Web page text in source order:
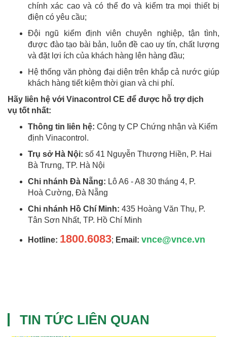
chính xác cao và có thể đo và kiểm tra mọi thiết bị
điện có yêu cầu;
Đội ngũ kiểm định viên chuyên nghiệp, tận tình,
được đào tạo bài bản, luôn đề cao uy tín, chất lượng
và đặt lợi ích của khách hàng lên hàng đầu;
Hệ thống văn phòng đại diện trên khắp cả nước giúp
khách hàng tiết kiệm thời gian và chi phí.
Hãy liên hệ với Vinacontrol CE để được hỗ trợ dịch
vụ tốt nhất:
Thông tin liên hệ: Công ty CP Chứng nhận và Kiểm
định Vinacontrol.
Trụ sở Hà Nội: số 41 Nguyễn Thượng Hiền, P. Hai
Bà Trưng, TP. Hà Nội
Chi nhánh Đà Nẵng: Lô A6 - A8 30 tháng 4, P.
Hoà Cường, Đà Nẵng
Chi nhánh Hồ Chí Minh: 435 Hoàng Văn Thụ, P.
Tân Sơn Nhất, TP. Hồ Chí Minh
Hotline: 1800.6083; Email: vnce@vnce.vn
TIN TỨC LIÊN QUAN